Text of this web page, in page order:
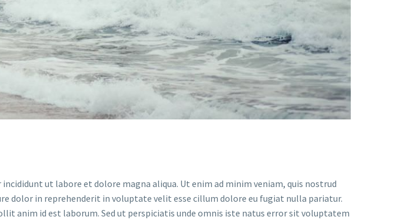
ut labore et dolore magna aliqua. Ut enim ad minim veniam, quis nostrud
dolor in reprehenderit in voluptate velit esse cillum dolore eu fugiat nulla pariatur.
anim id est laborum. Sed ut perspiciatis unde omnis iste natus error sit voluptatem